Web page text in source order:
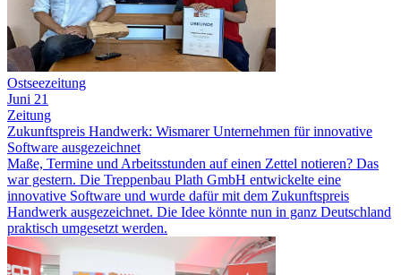
Ostseezeitung
Juni 21
Zeitung
Zukunftspreis Handwerk: Wismarer Unternehmen für innovative
Software ausgezeichnet
Maße, Termine und Arbeitsstunden auf einen Zettel notieren? Das
war gestern. Die Treppenbau Plath GmbH entwickelte eine
innovative Software und wurde dafür mit dem Zukunftspreis
Handwerk ausgezeichnet. Die Idee könnte nun in ganz Deutschland
praktisch umgesetzt werden.